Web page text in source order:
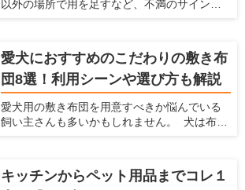
飼い主が使えないため、猫用にも珪藻土マッ
するとともに、舐めても大丈夫な理由とおす
すめアイテムを紹介します。
以外の場所で用を足すなど、不満のサインを
もなってしまいます。 愛猫にとって最適では
ない場所にトイレを設置しているなら、早め
に置き場所を見直した方が良いかもしれませ
ん。 この記事では、トイレに不満がある愛猫
のサインや、適切なトイレの場所、便利な猫
トイレアイテムを紹介します。
愛犬におすすめのこだわりの敷き布
団8選！利用シーンや選び方も解説
愛犬用の敷き布団を用意すべきか悩んでいる
飼い主さんも多いかもしれません。 犬は布団
緒に寝たがる子もいます。 この記事では、犬
が布団を好む理由を説明するとともに、おす
キッチンからペット用品までコレ１